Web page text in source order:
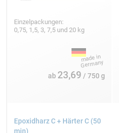
Einzelpackungen:
0,75, 1,5, 3, 7,5 und 20 kg
ab 23,69 / 750 g
Epoxidharz C + Härter C (50